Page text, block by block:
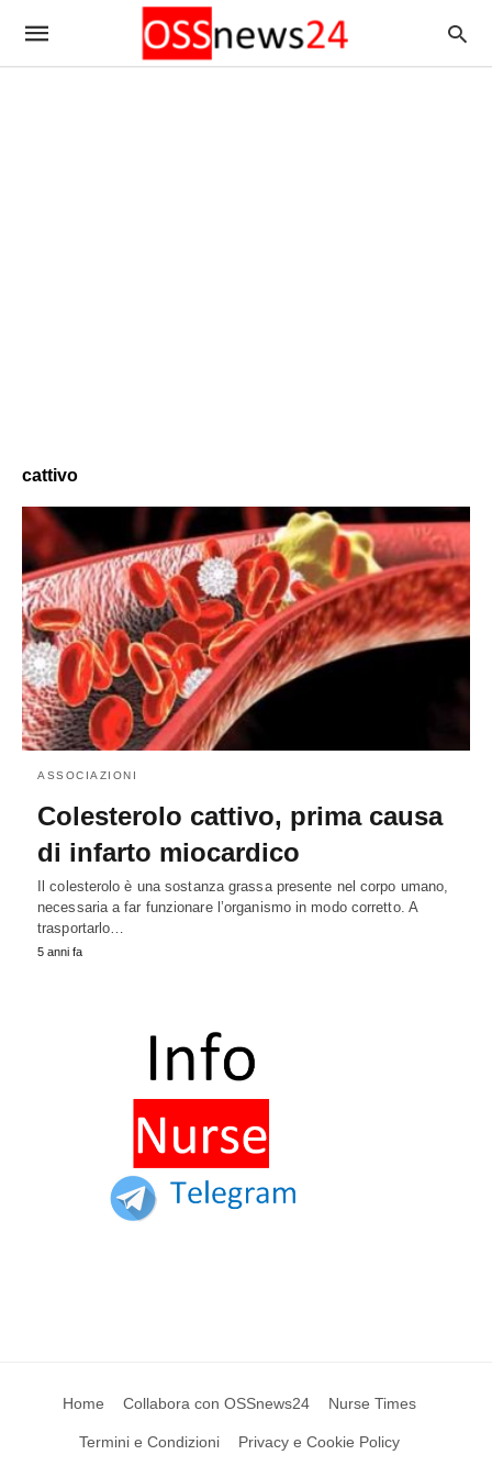
cattivo
ASSOCIAZIONI
Colesterolo cattivo, prima causa
di infarto miocardico
Il colesterolo è una sostanza grassa presente nel corpo umano,
necessaria a far funzionare l’organismo in modo corretto. A
trasportarlo…
5 anni fa
Home Collabora con OSSnews24 Nurse Times
Termini e Condizioni Privacy e Cookie Policy